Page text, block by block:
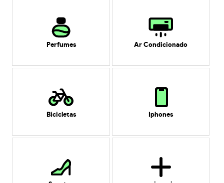
Perfumes Ar Condicionado
Bicicletas Iphones